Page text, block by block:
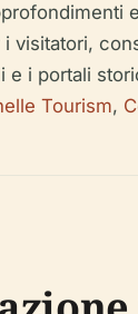
visitatori,
e i portali
Tourism,